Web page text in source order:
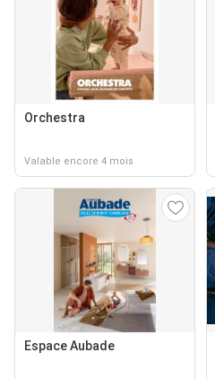
Orchestra
Valable encore 4 mois
Espace Aubade